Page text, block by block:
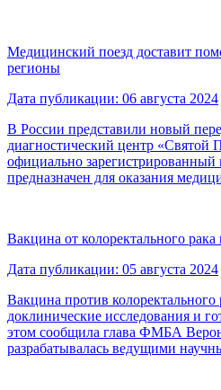
Медицинский поезд доставит
регионы
Дата публикации: 06 августа 2024
В России представили новый
диагностический центр «Святой
официально
предназначен для оказания
Вакцина от колоректального
Дата публикации: 05 августа 2024
Вакцина против колоректального
доклинические исследования и
этом сообщила глава ФМБА
разрабатывалась ведущими